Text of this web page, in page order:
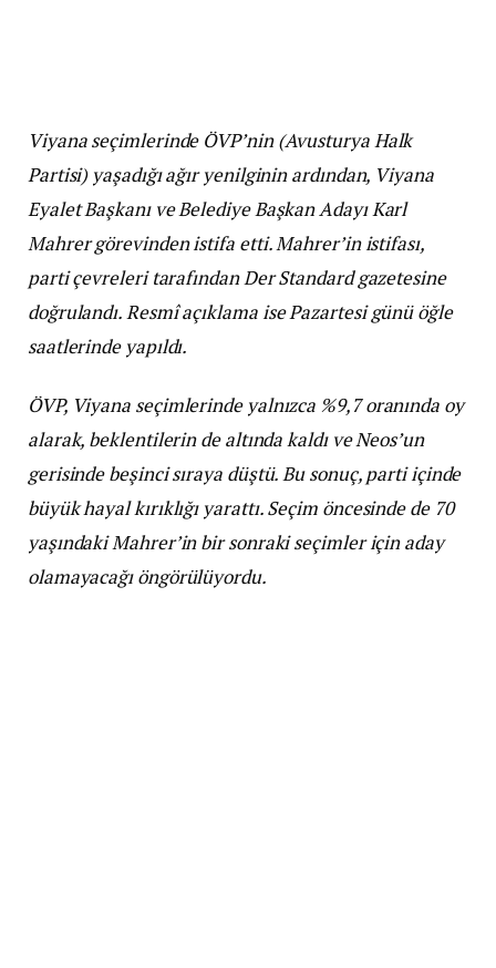
Viyana seçimlerinde ÖVP’nin (Avusturya Halk
Partisi) yaşadığı ağır yenilginin ardından, Viyana
Eyalet Başkanı ve Belediye Başkan Adayı Karl
Mahrer görevinden istifa etti. Mahrer’in istifası,
parti çevreleri tarafından Der Standard gazetesine
doğrulandı. Resmî açıklama ise Pazartesi günü öğle
saatlerinde yapıldı.
ÖVP, Viyana seçimlerinde yalnızca %9,7 oranında oy
alarak, beklentilerin de altında kaldı ve Neos’un
gerisinde beşinci sıraya düştü. Bu sonuç, parti içinde
büyük hayal kırıklığı yarattı. Seçim öncesinde de 70
yaşındaki Mahrer’in bir sonraki seçimler için aday
olamayacağı öngörülüyordu.